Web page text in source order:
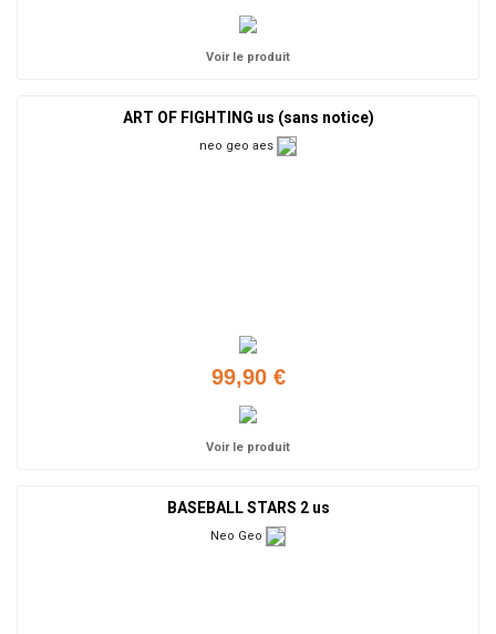
Voir le produit
ART OF FIGHTING us (sans notice)
neo geo aes
99,90 €
Voir le produit
BASEBALL STARS 2 us
Neo Geo